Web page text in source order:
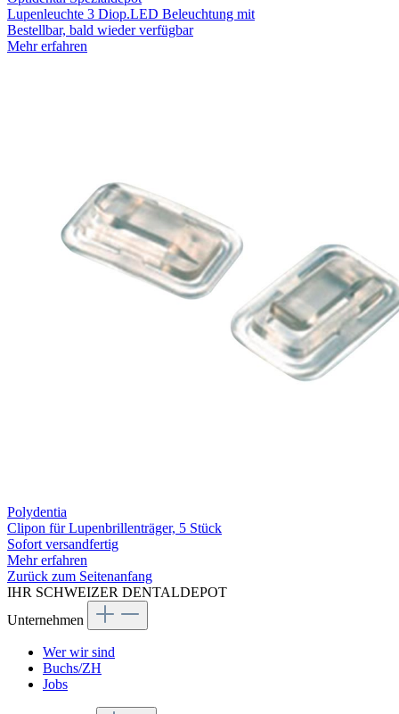
Lupenleuchte 3 Diop.LED Beleuchtung mit
Bestellbar, bald wieder verfügbar
Mehr erfahren
Polydentia
Clipon für Lupenbrillenträger, 5 Stück
Sofort versandfertig
Mehr erfahren
Zurück zum Seitenanfang
IHR SCHWEIZER DENTALDEPOT
Unternehmen
Wer wir sind
Buchs/ZH
Jobs